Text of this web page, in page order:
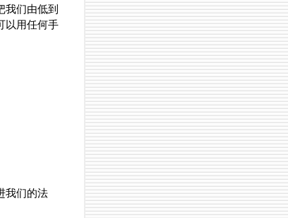
我们由低到
以用任何手
我们的法